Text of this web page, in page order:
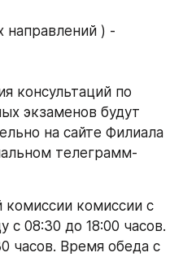
направлений ) -
консультаций по
экзаменов будут
на сайте Филиала
телеграмм-
комиссии с
с 08:30 до 18:00 часов.
часов. Время обеда с